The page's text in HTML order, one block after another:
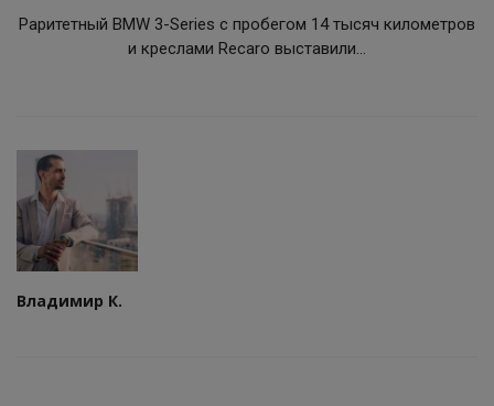
Раритетный BMW 3-Series с пробегом 14 тысяч километров
и креслами Recaro выставили...
Владимир К.